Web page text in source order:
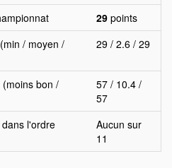
29 points
/ moyen /
29 / 2.6 / 29
bon /
57 / 10.4 /
57
l'ordre
Aucun sur
11